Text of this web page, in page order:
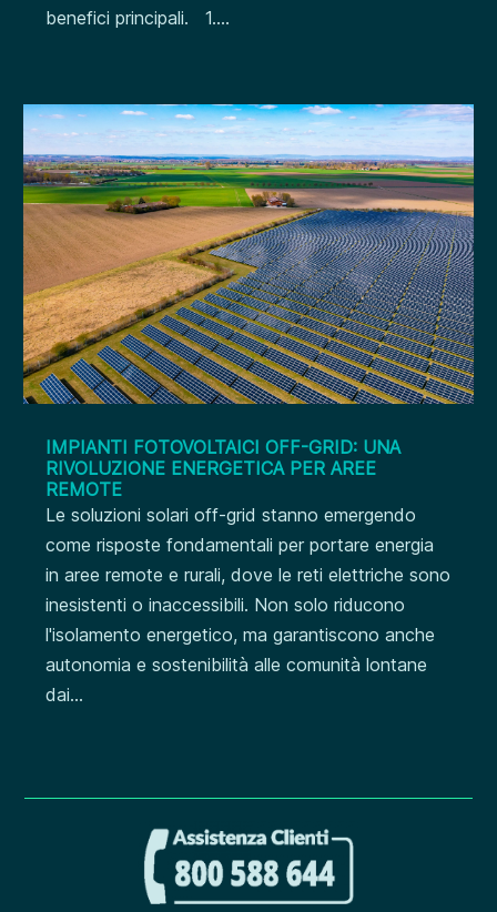
benefici principali. 1....
IMPIANTI FOTOVOLTAICI OFF-GRID: UNA
RIVOLUZIONE ENERGETICA PER AREE
REMOTE
Le soluzioni solari off-grid stanno emergendo
come risposte fondamentali per portare energia
in aree remote e rurali, dove le reti elettriche sono
inesistenti o inaccessibili. Non solo riducono
l'isolamento energetico, ma garantiscono anche
autonomia e sostenibilità alle comunità lontane
dai...